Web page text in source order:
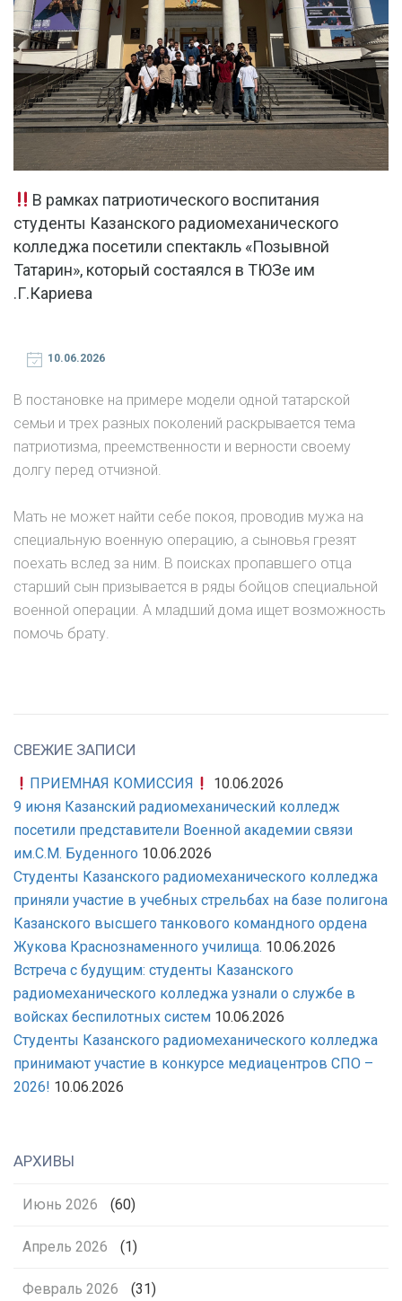
В рамках патриотического воспитания
студенты Казанского радиомеханического
колледжа посетили спектакль «Позывной
Татарин», который состаялся в ТЮЗе им
.Г.Кариева
10.06.2026
В постановке на примере модели одной татарской
семьи и трех разных поколений раскрывается тема
патриотизма, преемственности и верности своему
долгу перед отчизной.
Мать не может найти себе покоя, проводив мужа на
специальную военную операцию, а сыновья грезят
поехать вслед за ним. В поисках пропавшего отца
старший сын призывается в ряды бойцов специальной
военной операции. А младший дома ищет возможность
помочь брату.
СВЕЖИЕ ЗАПИСИ
ПРИЕМНАЯ КОМИССИЯ
10.06.2026
9 июня Казанский радиомеханический колледж
посетили представители Военной академии связи
им.С.М. Буденного 10.06.2026
Студенты Казанского радиомеханического колледжа
приняли участие в учебных стрельбах на базе полигона
Казанского высшего танкового командного ордена
Жукова Краснознаменного училища. 10.06.2026
Встреча с будущим: студенты Казанского
радиомеханического колледжа узнали о службе в
войсках беспилотных систем 10.06.2026
Студенты Казанского радиомеханического колледжа
принимают участие в конкурсе медиацентров СПО –
2026! 10.06.2026
АРХИВЫ
Июнь 2026 (60)
Апрель 2026 (1)
Февраль 2026 (31)